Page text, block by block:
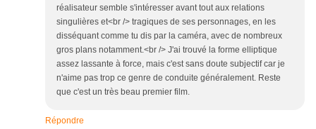
réalisateur semble s'intéresser avant tout aux relations
singulières et<br /> tragiques de ses personnages, en les
disséquant comme tu dis par la caméra, avec de nombreux
gros plans notamment.<br /> J'ai trouvé la forme elliptique
assez lassante à force, mais c'est sans doute subjectif car je
n'aime pas trop ce genre de conduite généralement. Reste
que c'est un très beau premier film.
Répondre